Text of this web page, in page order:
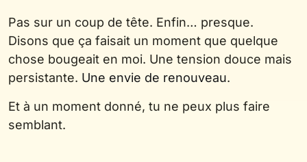
Pas sur un coup de tête. Enfin… presque.
Disons que ça faisait un moment que quelque
chose bougeait en moi. Une tension douce mais
persistante. Une envie de renouveau.
Et à un moment donné, tu ne peux plus faire
semblant.